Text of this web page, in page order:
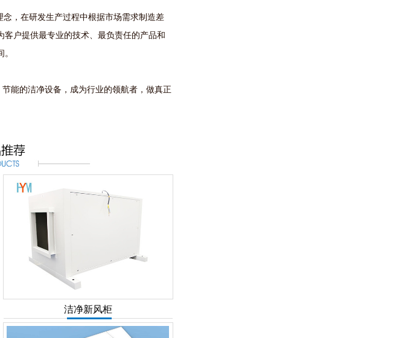
，在研发生产过程中根据市场需求制造差
户提供最专业的技术、最负责任的产品和
能的洁净设备，成为行业的领航者，做真正
洁净新风柜